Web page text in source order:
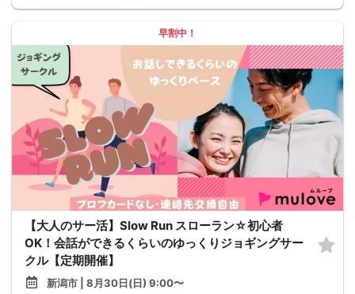
早割中！
【大人のサー活】Slow Run スローラン☆初心者
OK！会話ができるくらいのゆっくりジョギングサー
クル【定期開催】
新潟市 | 8月30日(日) 9:00〜